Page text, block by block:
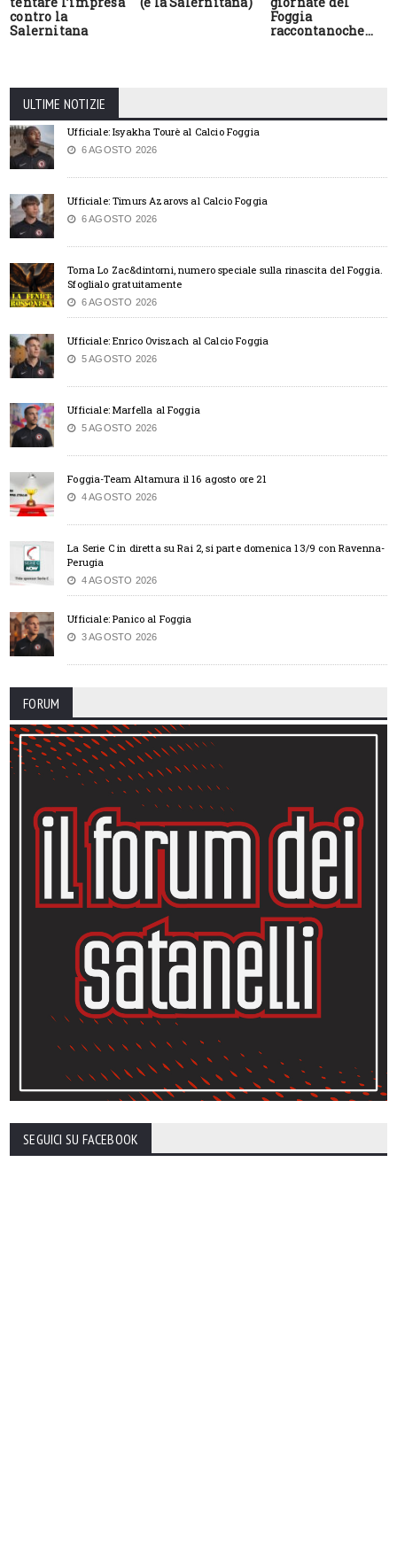
contro la
Salernitana
Foggia
raccontanoche…
ULTIME NOTIZIE
Ufficiale: Isyakha Tourè al Calcio Foggia
6 AGOSTO 2026
Ufficiale: Timurs Azarovs al Calcio Foggia
6 AGOSTO 2026
Torna Lo Zac&dintorni, numero speciale sulla rinascita del Foggia.
Sfoglialo gratuitamente
6 AGOSTO 2026
Ufficiale: Enrico Oviszach al Calcio Foggia
5 AGOSTO 2026
Ufficiale: Marfella al Foggia
5 AGOSTO 2026
Foggia-Team Altamura il 16 agosto ore 21
4 AGOSTO 2026
La Serie C in diretta su Rai 2, si parte domenica 13/9 con Ravenna-
Perugia
4 AGOSTO 2026
Ufficiale: Panico al Foggia
3 AGOSTO 2026
FORUM
SEGUICI SU FACEBOOK